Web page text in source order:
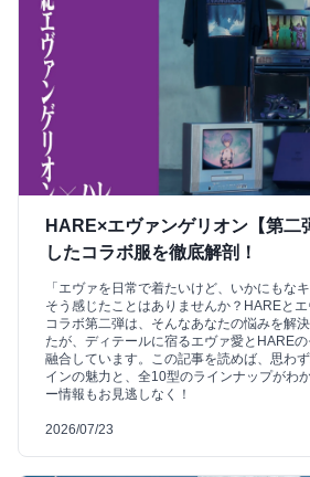
HARE×エヴァンゲリオン【第二
したコラボ服を徹底解剖！
「エヴァを日常で着たいけど、いかにもな
そう感じたことはありませんか？HAREと
コラボ第二弾は、そんなあなたの悩みを解
たが、ディテールに宿るエヴァ愛とHARE
融合しています。この記事を読めば、思わ
インの魅力と、全10型のラインナップがわ
ー情報もお見逃しなく！
2026/07/23